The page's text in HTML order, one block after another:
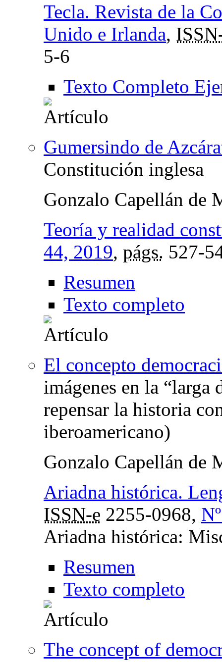
Tecla. Revista de la
Unido e Irlanda,
5-6
Texto Completo
Gumersindo de
Constitución inglesa
Gonzalo Capellán de
Teoría y realidad
44, 2019, págs. 527-
Resumen
Texto completo
El concepto
imágenes en la “larga
repensar la historia
iberoamericano)
Gonzalo Capellán de
Ariadna histórica.
ISSN-e 2255-0968,
Ariadna histórica:
Resumen
Texto completo
The concept of